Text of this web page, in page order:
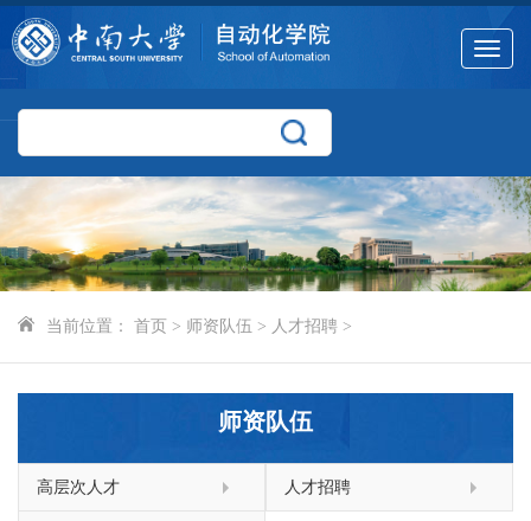
Toggle
当前位置： 首页 > 师资队伍 > 人才招聘 >
师资队伍
高层次人才 人才招聘